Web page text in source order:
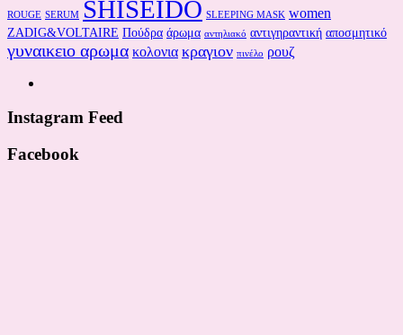
ROUGE SERUM SHISEIDO SLEEPING MASK women
ZADIG&VOLTAIRE Πούδρα άρωμα αντηλιακό αντιγηραντική αποσμητικό
γυναικειο αρωμα κολονια κραγιον πινέλο ρουζ
Instagram Feed
Facebook